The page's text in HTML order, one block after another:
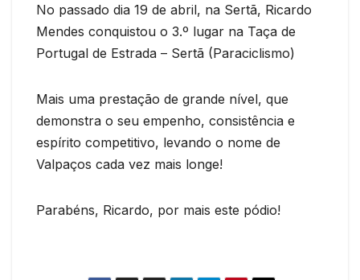
No passado dia 19 de abril, na Sertã, Ricardo
Mendes conquistou o 3.º lugar na Taça de
Portugal de Estrada – Sertã (Paraciclismo)
Mais uma prestação de grande nível, que
demonstra o seu empenho, consistência e
espírito competitivo, levando o nome de
Valpaços cada vez mais longe!
Parabéns, Ricardo, por mais este pódio!